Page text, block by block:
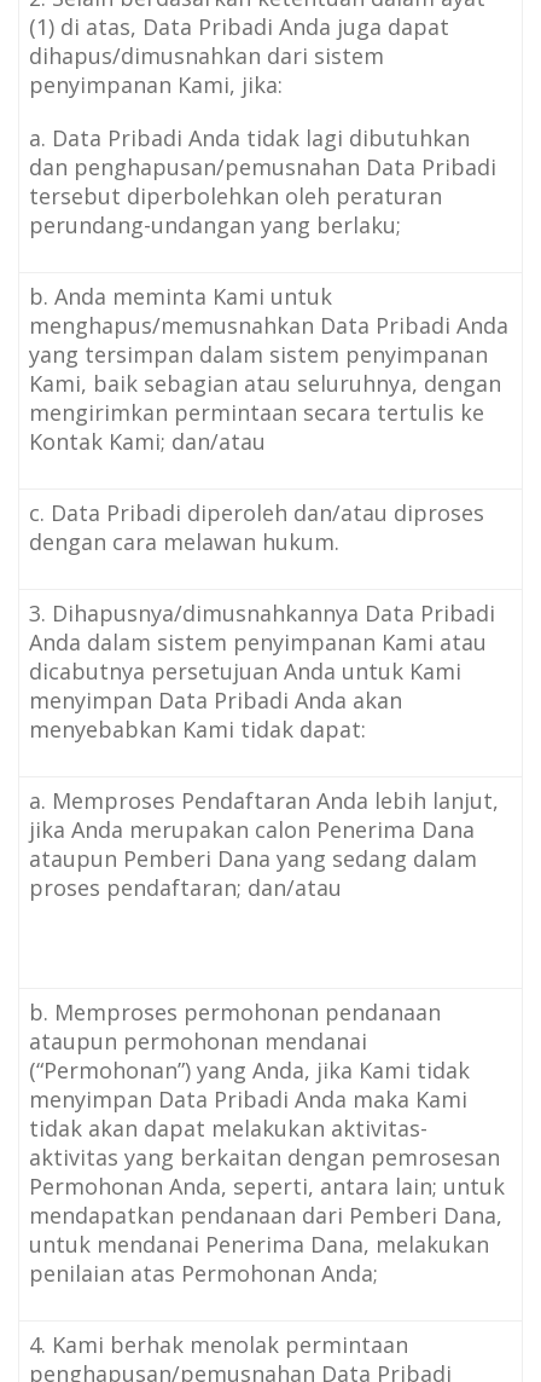
(1) di atas, Data Pribadi Anda juga dapat
dihapus/dimusnahkan dari sistem
penyimpanan Kami, jika:
a. Data Pribadi Anda tidak lagi dibutuhkan
dan penghapusan/pemusnahan Data Pribadi
tersebut diperbolehkan oleh peraturan
perundang-undangan yang berlaku;
b. Anda meminta Kami untuk
menghapus/memusnahkan Data Pribadi Anda
yang tersimpan dalam sistem penyimpanan
Kami, baik sebagian atau seluruhnya, dengan
mengirimkan permintaan secara tertulis ke
Kontak Kami; dan/atau
c. Data Pribadi diperoleh dan/atau diproses
dengan cara melawan hukum.
3. Dihapusnya/dimusnahkannya Data Pribadi
Anda dalam sistem penyimpanan Kami atau
dicabutnya persetujuan Anda untuk Kami
menyimpan Data Pribadi Anda akan
menyebabkan Kami tidak dapat:
a. Memproses Pendaftaran Anda lebih lanjut,
jika Anda merupakan calon Penerima Dana
ataupun Pemberi Dana yang sedang dalam
proses pendaftaran; dan/atau
b. Memproses permohonan pendanaan
ataupun permohonan mendanai
(“Permohonan”) yang Anda, jika Kami tidak
menyimpan Data Pribadi Anda maka Kami
tidak akan dapat melakukan aktivitas-
aktivitas yang berkaitan dengan pemrosesan
Permohonan Anda, seperti, antara lain; untuk
mendapatkan pendanaan dari Pemberi Dana,
untuk mendanai Penerima Dana, melakukan
penilaian atas Permohonan Anda;
4. Kami berhak menolak permintaan
penghapusan/pemusnahan Data Pribadi